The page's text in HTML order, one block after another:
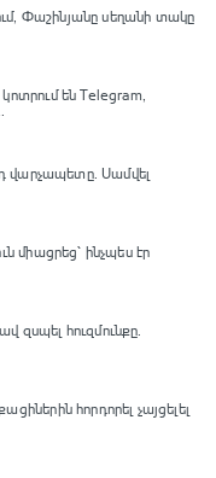
Փաշինյանը սեղանի տակը
են Telegram,
վարչապետը․ Սամվել
միացրեց՝ ինչպես էր
զսպել հուզմունքը.
հորդորել չայցելել